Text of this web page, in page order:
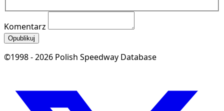
Komentarz
Opublikuj
©1998 - 2026 Polish Speedway Database